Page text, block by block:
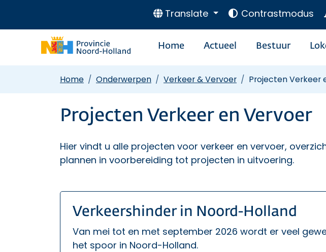
Translate Contrastmodus
Home Actueel Bestuur
Home Onderwerpen Verkeer & Vervoer Projecten Verkeer
Projecten Verkeer en Vervoer
Hier vindt u alle projecten voor verkeer en vervoer,
plannen in voorbereiding tot projecten in uitvoering.
Verkeershinder in Noord-Holland
Van mei tot en met september 2026 wordt er veel
het spoor in Noord-Holland.